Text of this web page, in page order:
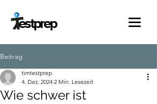
estprep
Beitrag
Wie schwer ist
timtestprep
4. Dez. 2024 2 Min. Lesezeit